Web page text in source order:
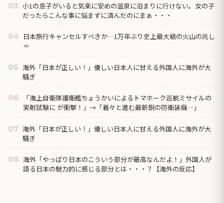
03 小1の息子がいると気楽に安めの温泉に泊まりに行けない。女の子
だったらこんな事に悩まずに済んだのにまぁ・・・
04 日本旅行キャンセルすべきか…1万年ぶり史上最大級の火山の兆し
＝
05 海外「日本が正しい！」優しい日本人に甘える外国人に海外が大
騒ぎ
06
「海上自衛隊護衛艦ちょうかいによるトマホーク巡航ミサイルの
実射試験に が衝撃！」→「着々と進む最新鋭の防衛装備‥」
07 海外「日本が正しい！」優しい日本人に甘える外国人に海外が大
騒ぎ
08 海外「やっぱり日本のこういう部分が最高なんだよ！」外国人が
語る日本の魅力的に感じる部分とは・・・？【海外の反応】